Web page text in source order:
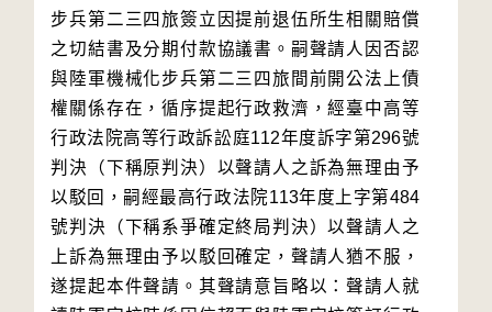
步兵第二三四旅簽立因提前退伍所生相關賠償
之切結書及分期付款協議書。嗣聲請人因否認
與陸軍機械化步兵第二三四旅間前開公法上債
權關係存在，循序提起行政救濟，經臺中高等
行政法院高等行政訴訟庭112年度訴字第296號
判決（下稱原判決）以聲請人之訴為無理由予
以駁回，嗣經最高行政法院113年度上字第484
號判決（下稱系爭確定終局判決）以聲請人之
上訴為無理由予以駁回確定，聲請人猶不服，
遂提起本件聲請。其聲請意旨略以：聲請人就